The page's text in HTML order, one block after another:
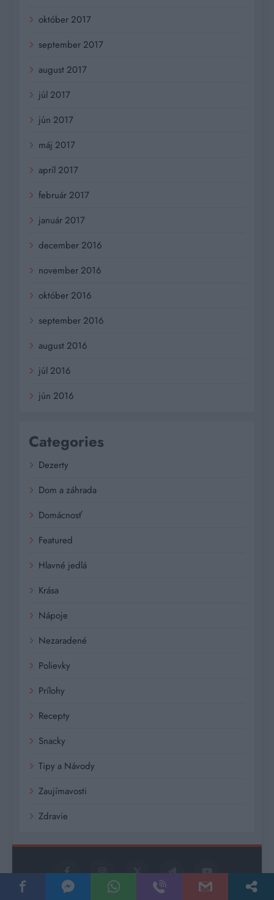
október 2017
september 2017
august 2017
júl 2017
jún 2017
máj 2017
apríl 2017
február 2017
január 2017
december 2016
november 2016
október 2016
september 2016
august 2016
júl 2016
jún 2016
Categories
Dezerty
Dom a záhrada
Domácnosť
Featured
Hlavné jedlá
Krása
Nápoje
Nezaradené
Polievky
Prílohy
Recepty
Snacky
Tipy a Návody
Zaujímavosti
Zdravie